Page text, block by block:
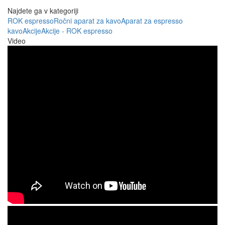
Najdete ga v kategoriji
ROK espressoRočni aparat za kavoAparat za espresso
kavoAkcijeAkcije - ROK espresso
Video